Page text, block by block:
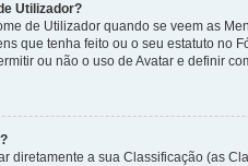
Utilizador?
de Utilizador quando se veem as
que tenha feito ou o seu estatuto no
ou não o uso de Avatar e definir
diretamente a sua Classificação (as